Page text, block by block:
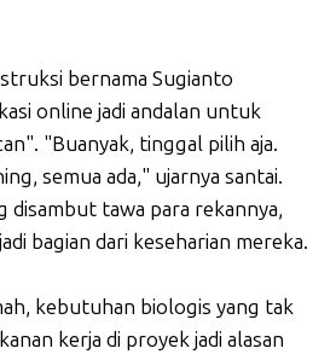
bernama Sugianto
online jadi andalan untuk
"Buanyak, tinggal pilih aja.
semua ada," ujarnya santai.
tawa para rekannya,
bagian dari keseharian mereka.
kebutuhan biologis yang tak
kerja di proyek jadi alasan